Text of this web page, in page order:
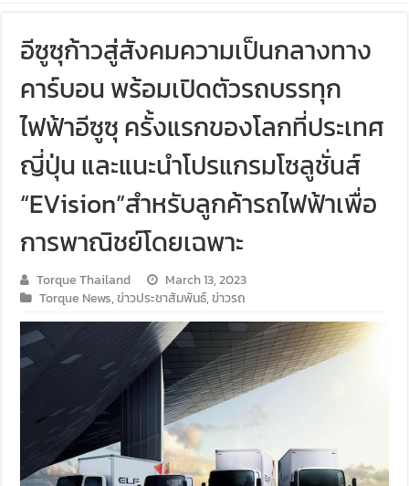
อีซูซุก้าวสู่สังคมความเป็นกลางทาง
คาร์บอน พร้อมเปิดตัวรถบรรทุก
ไฟฟ้าอีซูซุ ครั้งแรกของโลกที่ประเทศ
ญี่ปุ่น และแนะนำโปรแกรมโซลูชั่นส์
“EVision”สำหรับลูกค้ารถไฟฟ้าเพื่อ
การพาณิชย์โดยเฉพาะ
Torque Thailand
March 13, 2023
Torque News,ข่าวประชาสัมพันธ์,ข่าวรถ